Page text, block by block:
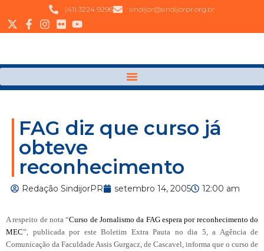
(41) 3224 9296 sindijor@sindijorpr.org.br
FAG diz que curso já
obteve
reconhecimento
Redação SindijorPR setembro 14, 2005 12:00 am
A respeito de nota “Curso de Jornalismo da FAG espera por reconhecimento do
MEC”, publicada por este Boletim Extra Pauta no dia 5, a Agência de
Comunicação da Faculdade Assis Gurgacz, de Cascavel, informa que o curso de